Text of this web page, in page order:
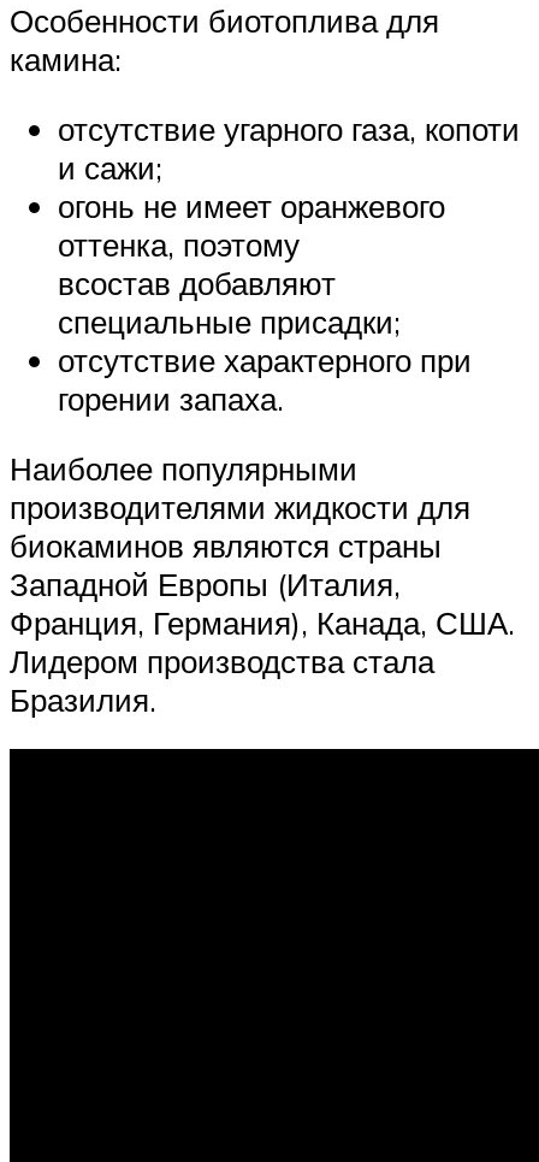
Особенности биотоплива для
камина:
отсутствие угарного газа, копоти
и сажи;
огонь не имеет оранжевого
оттенка, поэтому
всостав добавляют
специальные присадки;
отсутствие характерного при
горении запаха.
Наиболее популярными
производителями жидкости для
биокаминов являются страны
Западной Европы (Италия,
Франция, Германия), Канада, США.
Лидером производства стала
Бразилия.